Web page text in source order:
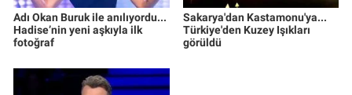
Adı Okan Buruk ile anılıyordu...
Hadise’nin yeni aşkıyla ilk
fotoğraf
Sakarya'dan Kastamonu'ya...
Türkiye'den Kuzey Işıkları
görüldü